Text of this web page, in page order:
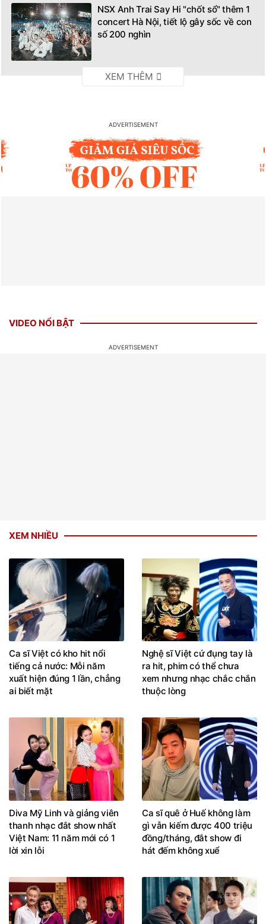
NSX Anh Trai Say Hi "chốt sổ" thêm 1
concert Hà Nội, tiết lộ gây sốc về con
số 200 nghìn
VIDEO NỔI BẬT
XEM NHIỀU
Ca sĩ Việt có kho hit nổi
tiếng cả nước: Mỗi năm
xuất hiện đúng 1 lần, chẳng
ai biết mặt
Nghệ sĩ Việt cứ đụng tay là
ra hit, phim có thể chưa
xem nhưng nhạc chắc chắn
thuộc lòng
Diva Mỹ Linh và giảng viên
thanh nhạc đắt show nhất
Việt Nam: 11 năm mới có 1
lời xin lỗi
Ca sĩ quê ở Huế không làm
gì vẫn kiếm được 400 triệu
đồng/tháng, đắt show đi
hát đếm không xuể